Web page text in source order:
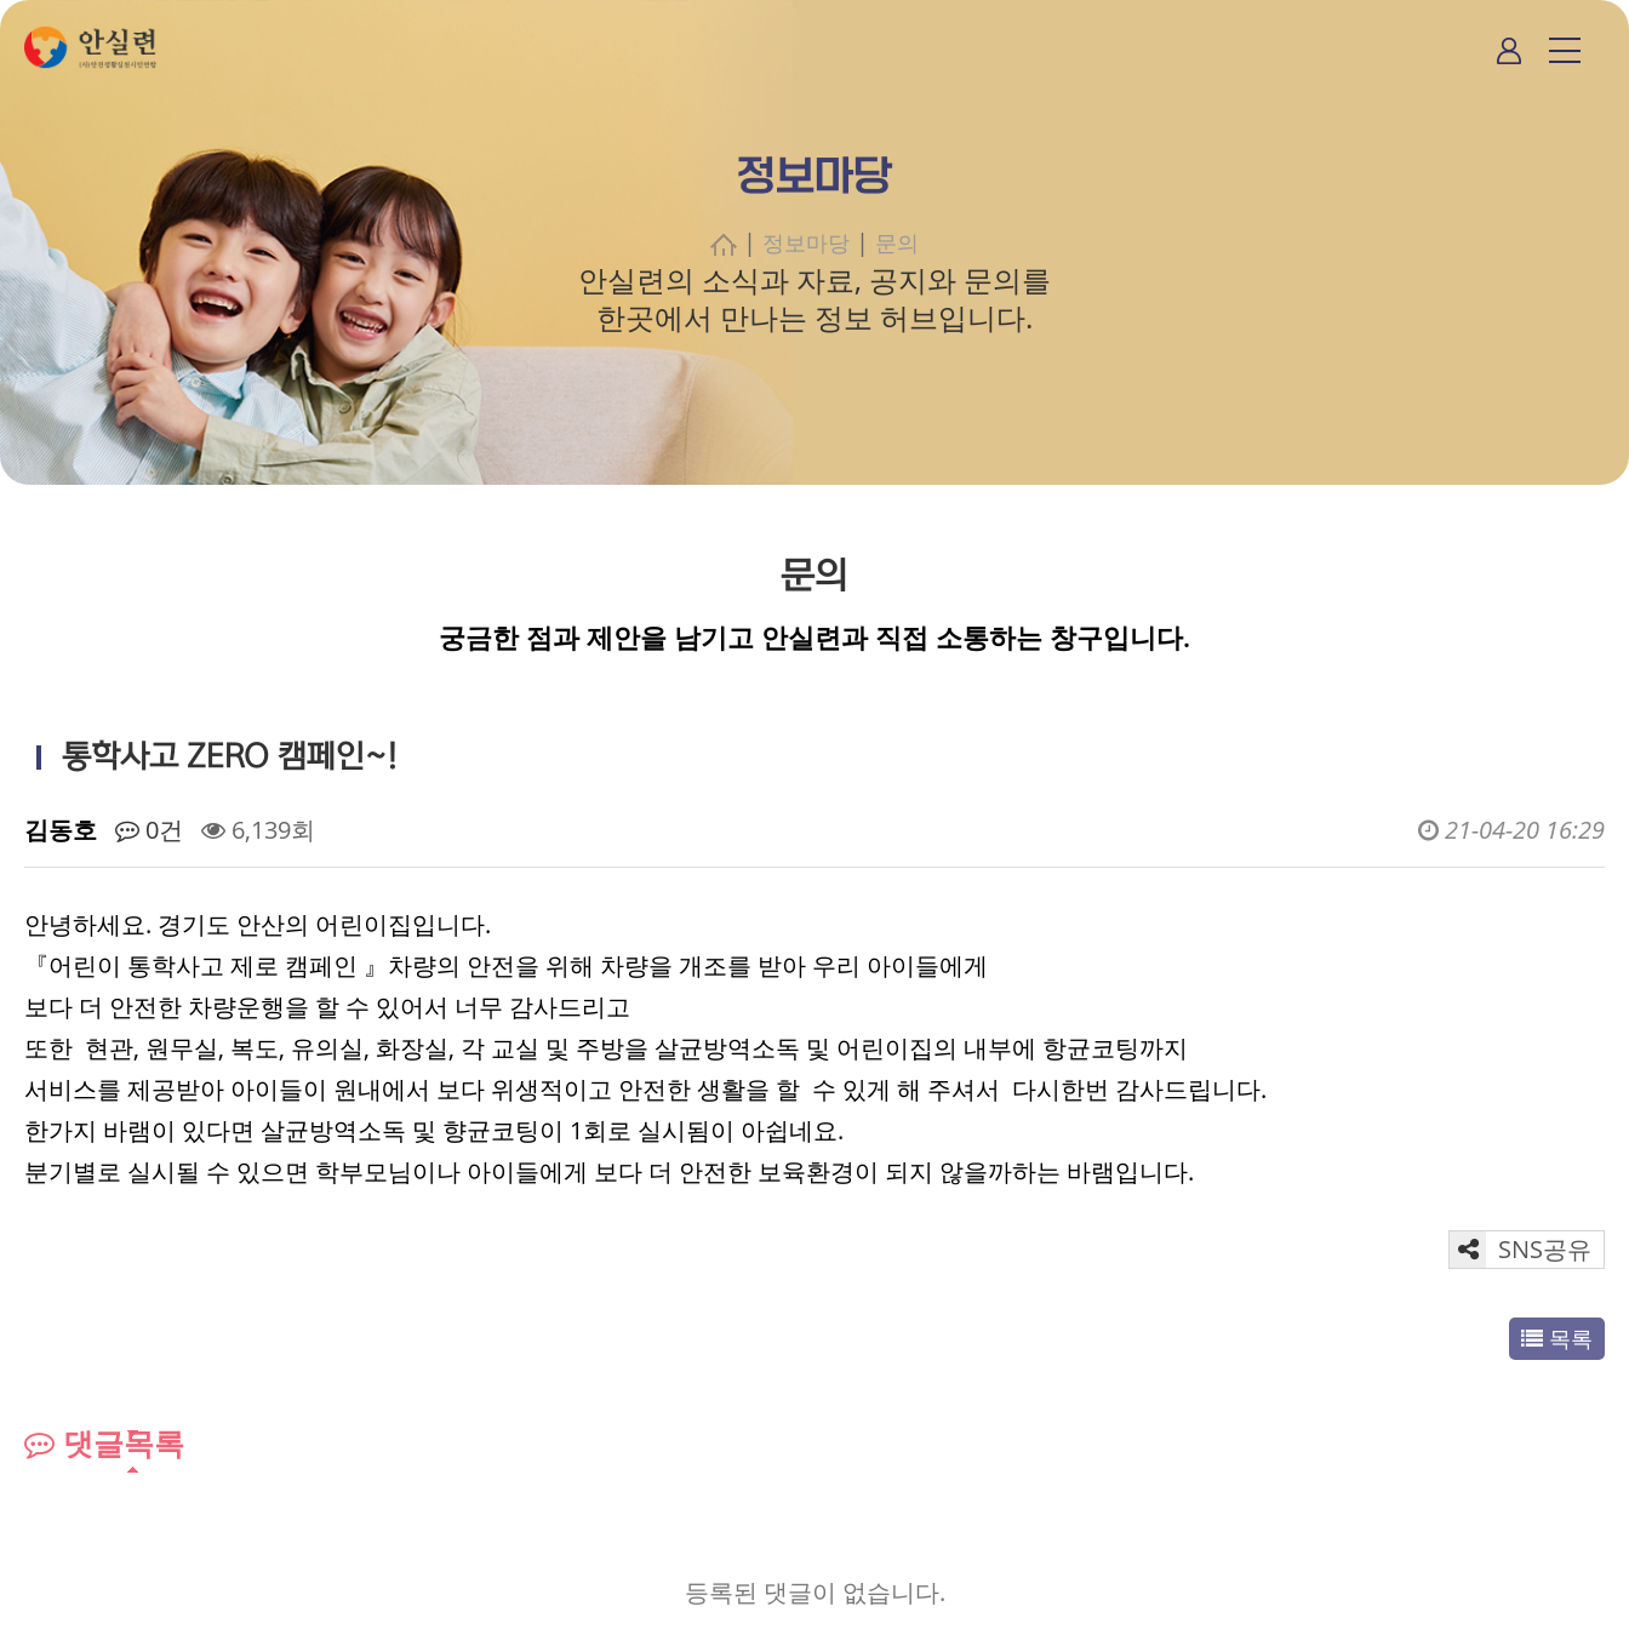
정보마당
| 정보마당 | 문의
안실련의 소식과 자료, 공지와 문의를
한곳에서 만나는 정보 허브입니다.
문의
궁금한 점과 제안을 남기고 안실련과 직접 소통하는 창구입니다.
통학사고 ZERO 캠페인~!
김동호 0건 6,139회 21-04-20 16:29
안녕하세요. 경기도 안산의 어린이집입니다.
『어린이 통학사고 제로 캠페인 』차량의 안전을 위해 차량을 개조를 받아 우리 아이들에게
보다 더 안전한 차량운행을 할 수 있어서 너무 감사드리고
또한 현관, 원무실, 복도, 유의실, 화장실, 각 교실 및 주방을 살균방역소독 및 어린이집의 내부에 항균코팅까지
서비스를 제공받아 아이들이 원내에서 보다 위생적이고 안전한 생활을 할 수 있게 해 주셔서 다시한번 감사드립니다.
한가지 바램이 있다면 살균방역소독 및 향균코팅이 1회로 실시됨이 아쉽네요.
분기별로 실시될 수 있으면 학부모님이나 아이들에게 보다 더 안전한 보육환경이 되지 않을까하는 바램입니다.
SNS공유
목록
댓글목록
등록된 댓글이 없습니다.